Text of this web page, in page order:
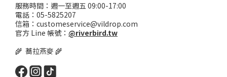
服務時間：週一至週五 09:00-17:00
電話：05-5825207
信箱：customeservice@vildrop.com
官方 Line 帳號： @riverbird.tw
🌾 蕎拉燕麥 🌾